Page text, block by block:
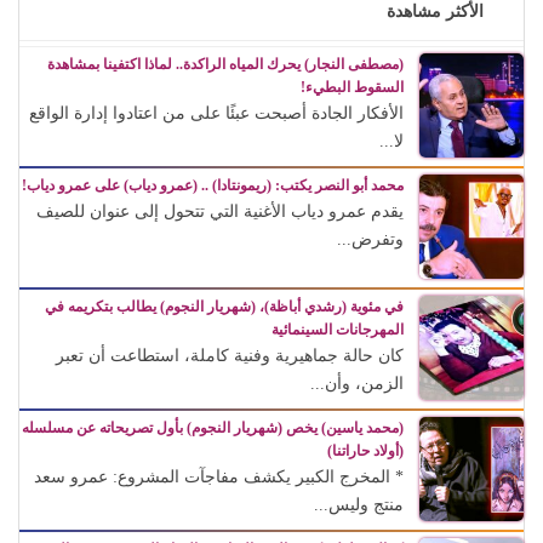
الأكثر مشاهدة
(مصطفى النجار) يحرك المياه الراكدة.. لماذا اكتفينا بمشاهدة
السقوط البطيء!
الأفكار الجادة أصبحت عبئًا على من اعتادوا إدارة الواقع
لا...
محمد أبو النصر يكتب: (ريمونتادا) .. (عمرو دياب) على عمرو دياب!
يقدم عمرو دياب الأغنية التي تتحول إلى عنوان للصيف
وتفرض...
في مئوية (رشدي أباظة)، (شهريار النجوم) يطالب بتكريمه في
المهرجانات السينمائية
كان حالة جماهيرية وفنية كاملة، استطاعت أن تعبر
الزمن، وأن...
(محمد ياسين) يخص (شهريار النجوم) بأول تصريحاته عن مسلسله
(أولاد حاراتنا)
* المخرج الكبير يكشف مفاجآت المشروع: عمرو سعد
منتج وليس...